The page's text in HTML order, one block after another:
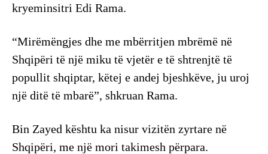
kryeminsitri Edi Rama.
“Mirëmëngjes dhe me mbërritjen mbrëmë në
Shqipëri të një miku të vjetër e të shtrenjtë të
popullit shqiptar, këtej e andej bjeshkëve, ju uroj
një ditë të mbarë”, shkruan Rama.
Bin Zayed kështu ka nisur vizitën zyrtare në
Shqipëri, me një mori takimesh përpara.